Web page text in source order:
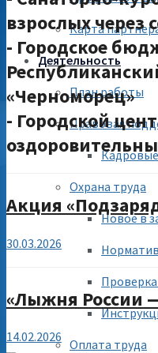
Карта
Деятельность
План работы
Правовая
Охрана труда
Новое в
Оплата труда
взрослых через
- Городское
«Черноморец»
- Городской
Акция
30.03.2026
«Лыжня России
14.02.2026